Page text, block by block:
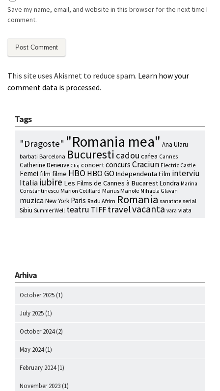
Save my name, email, and website in this browser for the next time I
comment.
This site uses Akismet to reduce spam. Learn how your
comment data is processed.
Tags
"Dragoste" "Romania mea" Ana Ularu
barbati Barcelona Bucuresti cadou cafea Cannes
Catherine Deneuve Cluj concertconcurs Craciun Electric Castle
Femei film filme HBO HBO GO Independenta Film interviu
Italiaiubire Les Films de Cannes à BucarestLondra Marina
Constantinescu Marion Cotillard Marius Manole Mihaela Glavan
muzica New York Paris Radu Afrim Romania sanatate serial
Sibiu Summer Well teatru TIFF travelvacanta vara viata
Arhiva
October 2025 (1)
July 2025 (1)
October 2024(2)
May 2024(1)
February 2024(1)
November 2023 (1)